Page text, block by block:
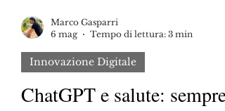
Marco Gasparri
6 mag
Tempo di lettura: 3 min
Innovazione Digitale